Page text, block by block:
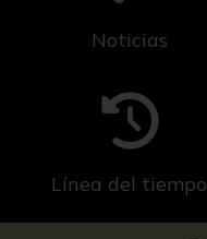
Noticias
Línea del tiempo